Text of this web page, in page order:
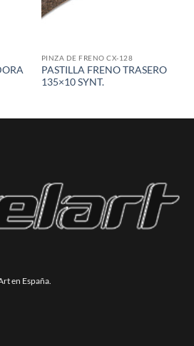
PINZA DE FRENO CX-128
PASTILLA FRENO TRASERO
135×10 SYNT.
en España.